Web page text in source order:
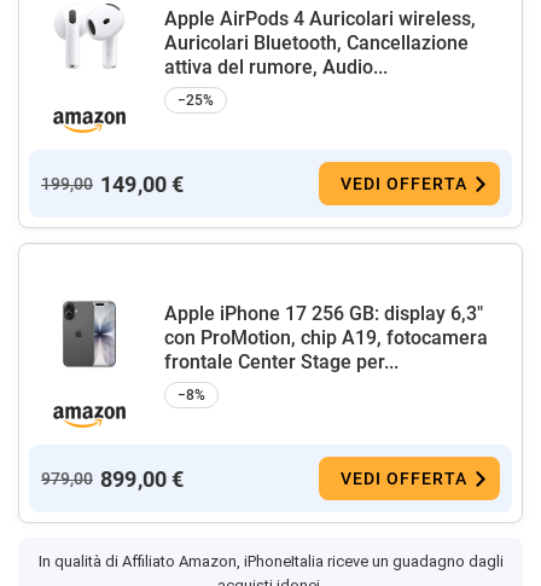
Apple AirPods 4 Auricolari wireless,
Auricolari Bluetooth, Cancellazione
attiva del rumore, Audio...
−25%
199,00 149,00 € VEDI OFFERTA
Apple iPhone 17 256 GB: display 6,3"
con ProMotion, chip A19, fotocamera
frontale Center Stage per...
−8%
979,00 899,00 € VEDI OFFERTA
In qualità di Affiliato Amazon, iPhoneItalia riceve un guadagno dagli